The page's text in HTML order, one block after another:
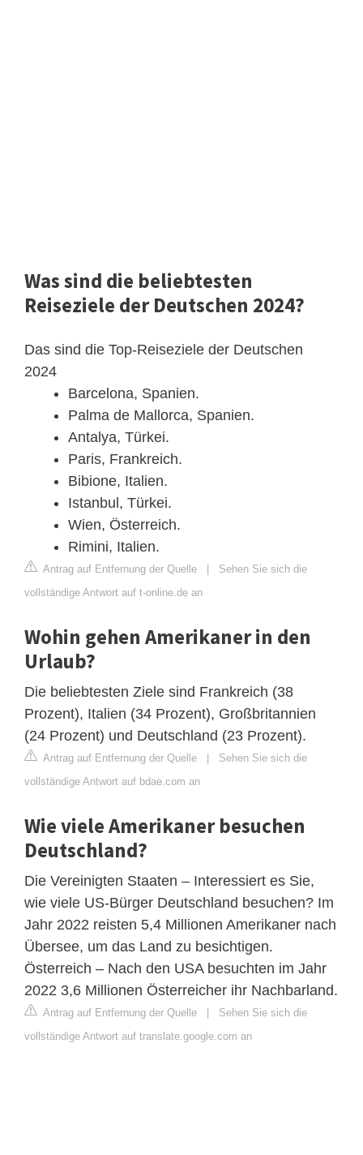
Was sind die beliebtesten
Reiseziele der Deutschen 2024?
Das sind die Top-Reiseziele der Deutschen
2024
Barcelona, Spanien.
Palma de Mallorca, Spanien.
Antalya, Türkei.
Paris, Frankreich.
Bibione, Italien.
Istanbul, Türkei.
Wien, Österreich.
Rimini, Italien.
Antrag auf Entfernung der Quelle | Sehen Sie sich die
vollständige Antwort auf t-online.de an
Wohin gehen Amerikaner in den
Urlaub?
Die beliebtesten Ziele sind Frankreich (38
Prozent), Italien (34 Prozent), Großbritannien
(24 Prozent) und Deutschland (23 Prozent).
Antrag auf Entfernung der Quelle | Sehen Sie sich die
vollständige Antwort auf bdae.com an
Wie viele Amerikaner besuchen
Deutschland?
Die Vereinigten Staaten – Interessiert es Sie,
wie viele US-Bürger Deutschland besuchen? Im
Jahr 2022 reisten 5,4 Millionen Amerikaner nach
Übersee, um das Land zu besichtigen.
Österreich – Nach den USA besuchten im Jahr
2022 3,6 Millionen Österreicher ihr Nachbarland.
Antrag auf Entfernung der Quelle | Sehen Sie sich die
vollständige Antwort auf translate.google.com an